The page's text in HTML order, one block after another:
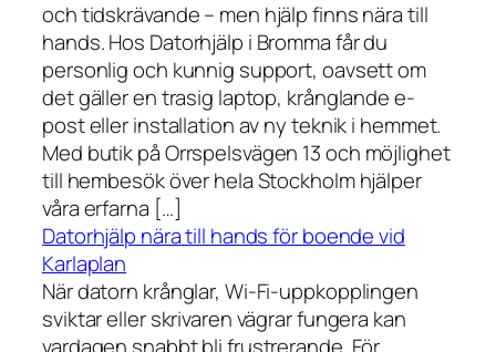
och tidskrävande – men hjälp finns nära till
hands. Hos Datorhjälp i Bromma får du
personlig och kunnig support, oavsett om
det gäller en trasig laptop, krånglande e-
post eller installation av ny teknik i hemmet.
Med butik på Orrspelsvägen 13 och möjlighet
till hembesök över hela Stockholm hjälper
våra erfarna […]
Datorhjälp nära till hands för boende vid
Karlaplan
När datorn krånglar, Wi-Fi-uppkopplingen
sviktar eller skrivaren vägrar fungera kan